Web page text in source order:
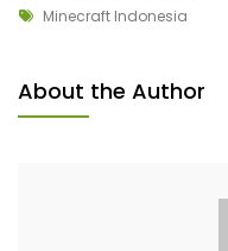
Tags
Minecraft Indonesia
About the Author